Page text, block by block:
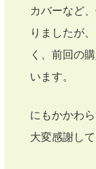
カバーなど
りましたが
く、前回の
います。
にもかかわ
大変感謝して